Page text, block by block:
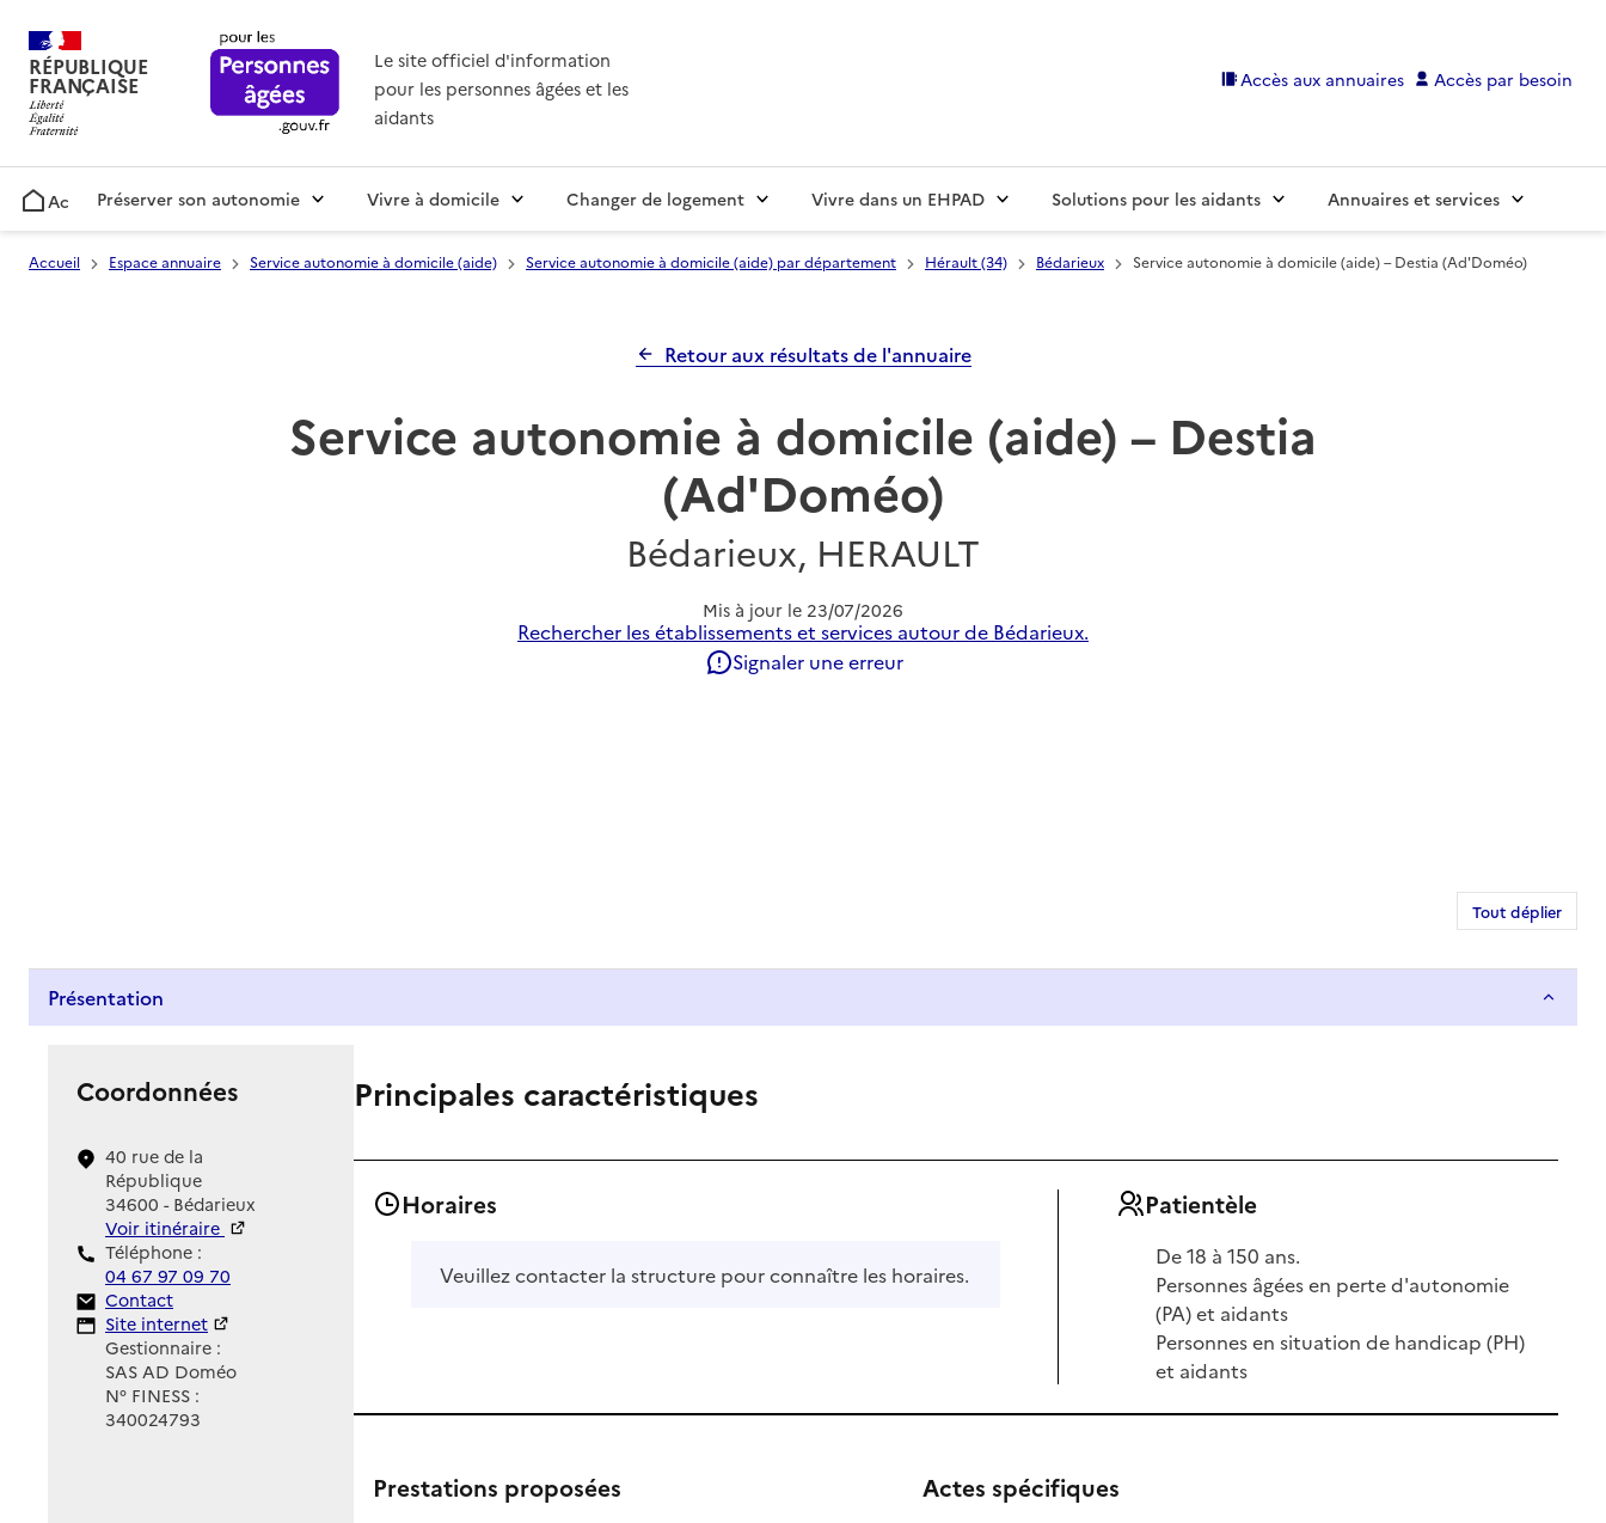
RÉPUBLIQUE
FRANÇAISE
Le site officiel d'information
pour les personnes âgées et les
aidants
Accès aux annuaires Accès par besoin
AccueilPréserver son autonomie Vivre à domicile Changer de logement Vivre dans un EHPAD Solutions pour les aidants Annuaires et services
Accueil Espace annuaire Service autonomie à domicile (aide) Service autonomie à domicile (aide) par département Hérault (34) Bédarieux Service autonomie à domicile (aide) – Destia (Ad'Doméo)
Retour aux résultats de l'annuaire
Service autonomie à domicile (aide) – Destia
(Ad'Doméo)
Bédarieux, HERAULT
Mis à jour le 23/07/2026
Rechercher les établissements et services autour de Bédarieux.
Signaler une erreur
Tout déplier
Présentation
Coordonnées
40 rue de la
République
34600 - Bédarieux
Voir itinéraire
Téléphone :
04 67 97 09 70
Contact
Contact
Site Internet
Site internet
Gestionnaire :
SAS AD Doméo
N° FINESS :
340024793
Principales caractéristiques
Horaires
Veuillez contacter la structure pour connaître les horaires.
Patientèle
De 18 à 150 ans.
Personnes âgées en perte d'autonomie
(PA) et aidants
Personnes en situation de handicap (PH)
et aidants
Prestations proposées Actes spécifiques